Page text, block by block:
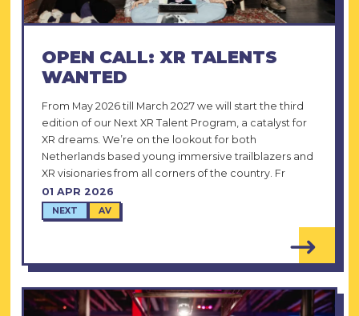
01 APR 2026
NEXT AV
OPEN CALL: XR TALENTS
WANTED
From May 2026 till March 2027 we will start the third
edition of our Next XR Talent Program, a catalyst for
XR dreams. We’re on the lookout for both
Netherlands based young immersive trailblazers and
XR visionaries from all corners of the country. Fr